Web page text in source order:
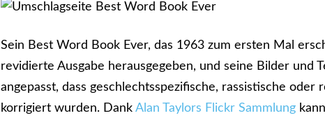
Sein Best Word Book Ever, das 1963 zum ersten Mal
revidierte Ausgabe herausgegeben, und seine Bilder und
angepasst, dass geschlechtsspezifische, rassistische oder
korrigiert wurden. Dank Alan Taylors Flickr Sammlung